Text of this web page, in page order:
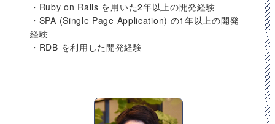
・Ruby on Rails を用いた2年以上の開発経験
・SPA (Single Page Application) の1年以上の開発
経験
・RDB を利用した開発経験